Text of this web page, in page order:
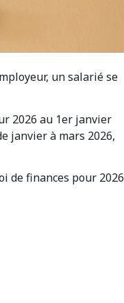
un salarié se
2026 au 1er janvier
janvier à mars 2026,
de finances pour 2026